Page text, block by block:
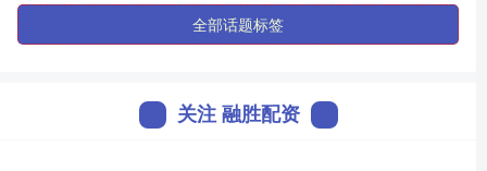
全部话题标签
关注 融胜配资